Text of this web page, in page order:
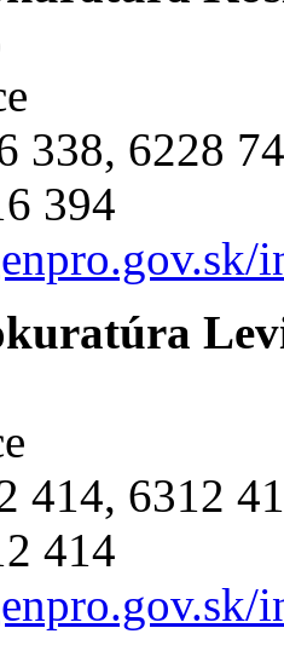
338, 6228
394
414, 6312
414